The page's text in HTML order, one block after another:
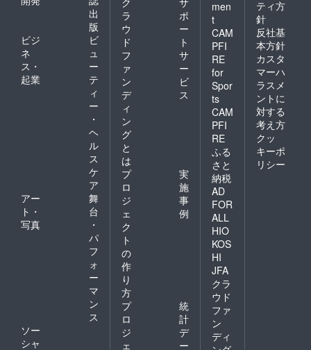
出
版
ビジ
ネ
ス・
起業
ビ
ュ
ー
テ
ィ
ー
・
ヘ
ル
ス
ケ
ア
アー
ト・
写真
舞
台
・
パ
フ
ォ
ー
マ
ン
ス
ソー
シャ
ラ
ウ
ド
フ
ァ
ン
デ
ィ
ン
グ
と
は
ポ
ー
ト
サ
ー
ビ
ス
プ
ロ
ジ
ェ
ク
ト
の
作
り
方
実
施
事
例
プ
ロ
ジ
ェ
統
計
デ
ー
men
t
CAM
PFI
RE
for
Spor
ts
CAM
PFI
RE
ふる
さと
納税
AD
FOR
ALL
HIO
KOS
HI
JFA
クラ
ウド
ファ
ン
ディ
ティ方
針
反社基
本方針
カスタ
マーハ
ラスメ
ントに
対する
考え方
クッ
キーポ
リシー